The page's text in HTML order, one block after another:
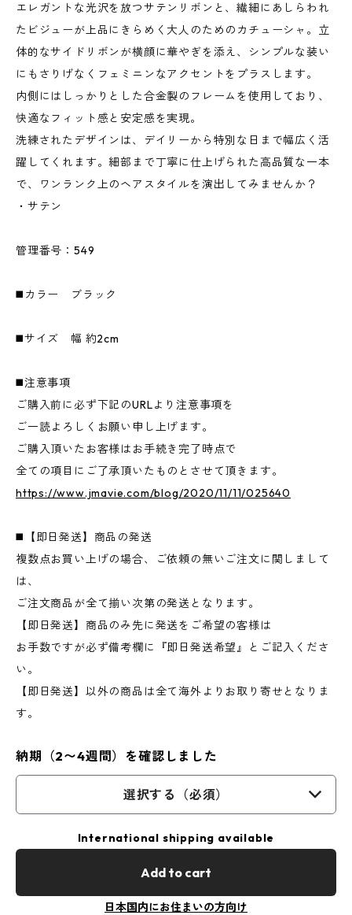
エレガントな光沢を放つサテンリボンと、繊細にあしらわれ
たビジューが上品にきらめく大人のためのカチューシャ。立
体的なサイドリボンが横顔に華やぎを添え、シンプルな装い
にもさりげなくフェミニンなアクセントをプラスします。
内側にはしっかりとした合金製のフレームを使用しており、
快適なフィット感と安定感を実現。
洗練されたデザインは、デイリーから特別な日まで幅広く活
躍してくれます。細部まで丁寧に仕上げられた高品質な一本
で、ワンランク上のヘアスタイルを演出してみませんか？
・サテン
管理番号：549
◼️カラー ブラック
◼️サイズ 幅 約2cm
◼️注意事項
ご購入前に必ず下記のURLより注意事項を
ご一読よろしくお願い申し上げます。
ご購入頂いたお客様はお手続き完了時点で
全ての項目にご了承頂いたものとさせて頂きます。
https://www.jmavie.com/blog/2020/11/11/025640
◼️【即日発送】商品の発送
複数点お買い上げの場合、ご依頼の無いご注文に関しまして
は、
ご注文商品が全て揃い次第の発送となります。
【即日発送】商品のみ先に発送をご希望の客様は
お手数ですが必ず備考欄に『即日発送希望』とご記入くださ
い。
【即日発送】以外の商品は全て海外よりお取り寄せとなりま
す。
納期（2〜4週間）を確認しました
選択する（必須）
International shipping available
Add to cart
日本国内にお住まいの方向け